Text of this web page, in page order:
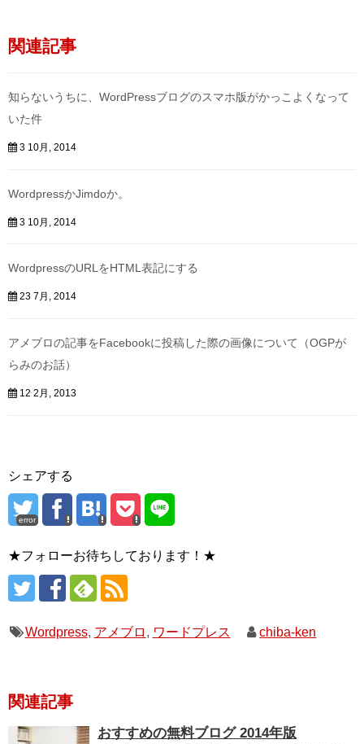
関連記事
知らないうちに、WordPressブログのスマホ版がかっこよくなって
いた件
3 10月, 2014
WordpressかJimdoか。
3 10月, 2014
WordpressのURLをHTML表記にする
23 7月, 2014
アメブロの記事をFacebookに投稿した際の画像について（OGPが
らみのお話）
12 2月, 2013
シェアする
error
★フォローお待ちしております！★
Wordpress, アメブロ , ワードプレス chiba-ken
関連記事
おすすめの無料ブログ 2014年版